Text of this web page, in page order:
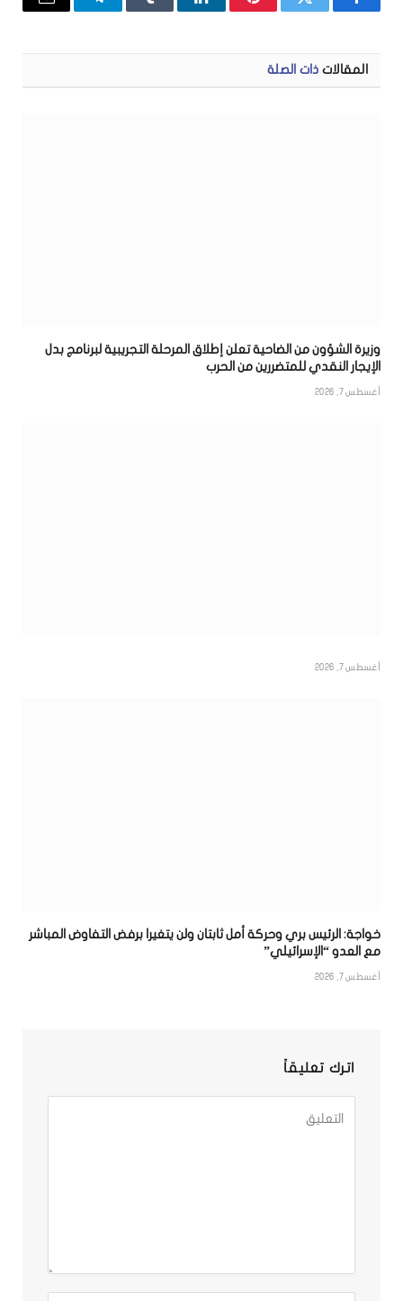
فيسبوكتويتر بينتيريستلينكدإنTumblrتيلقرامالبريد
المقالات ذات الصلة
وزيرة الشؤون من الضاحية تعلن إطلاق المرحلة التجريبية لبرنامج بدل
الإيجار النقدي للمتضررين من الحرب
أغسطس 7, 2026
أغسطس 7, 2026
خواجة: الرئيس بري وحركة أمل ثابتان ولن يتغيرا برفض التفاوض المباشر
مع العدو “الإسرائيلي”
أغسطس 7, 2026
اترك تعليقاً